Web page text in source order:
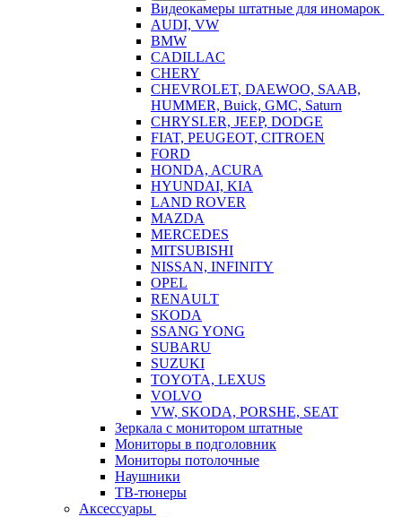
Видеокамеры штатные для иномарок
AUDI, VW
BMW
CADILLAC
CHERY
CHEVROLET, DAEWOO, SAAB,
HUMMER, Buick, GMC, Saturn
CHRYSLER, JEEP, DODGE
FIAT, PEUGEOT, CITROEN
FORD
HONDA, ACURA
HYUNDAI, KIA
LAND ROVER
MAZDA
MERCEDES
MITSUBISHI
NISSAN, INFINITY
OPEL
RENAULT
SKODA
SSANG YONG
SUBARU
SUZUKI
TOYOTA, LEXUS
VOLVO
VW, SKODA, PORSHE, SEAT
Зеркала с монитором штатные
Мониторы в подголовник
Мониторы потолочные
Наушники
ТВ-тюнеры
Аксессуары